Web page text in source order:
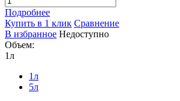
Подробнее
Купить в 1 клик Сравнение
В избранное Недоступно
Объем:
1л
1л
5л